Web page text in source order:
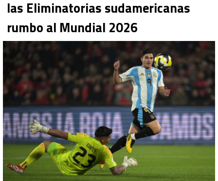
las Eliminatorias sudamericanas
rumbo al Mundial 2026